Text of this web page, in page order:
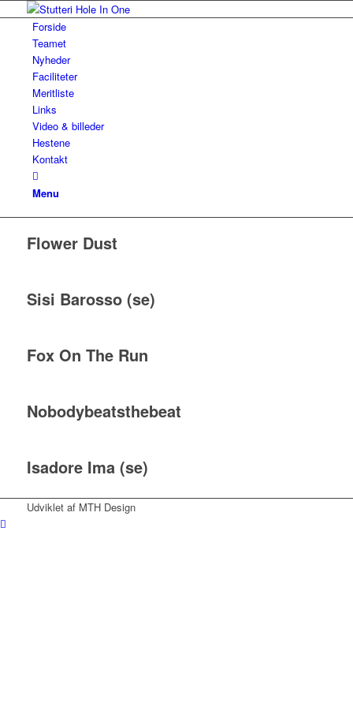
Forside
Teamet
Nyheder
Faciliteter
Meritliste
Links
Video & billeder
Hestene
Kontakt
Menu
Flower Dust
Sisi Barosso (se)
Fox On The Run
Nobodybeatsthebeat
Isadore Ima (se)
Udviklet af MTH Design